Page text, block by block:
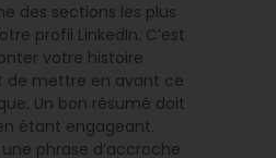
des sections les plus
profil LinkedIn. C’est
votre histoire
de mettre en avant ce
Un bon résumé doit
étant engageant.
phrase d’accroche